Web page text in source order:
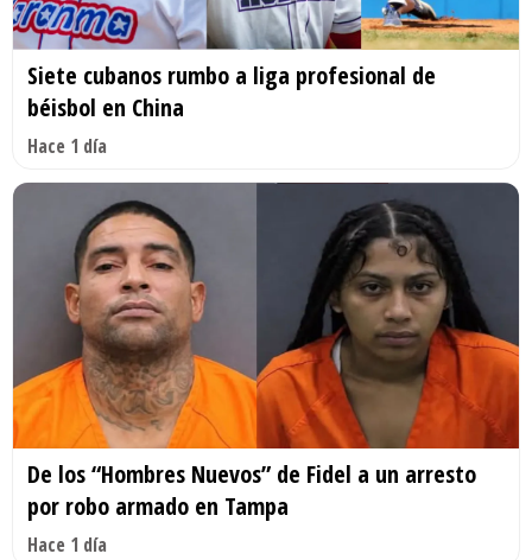
Siete cubanos rumbo a liga profesional de
béisbol en China
Hace 1 día
De los “Hombres Nuevos” de Fidel a un arresto
por robo armado en Tampa
Hace 1 día